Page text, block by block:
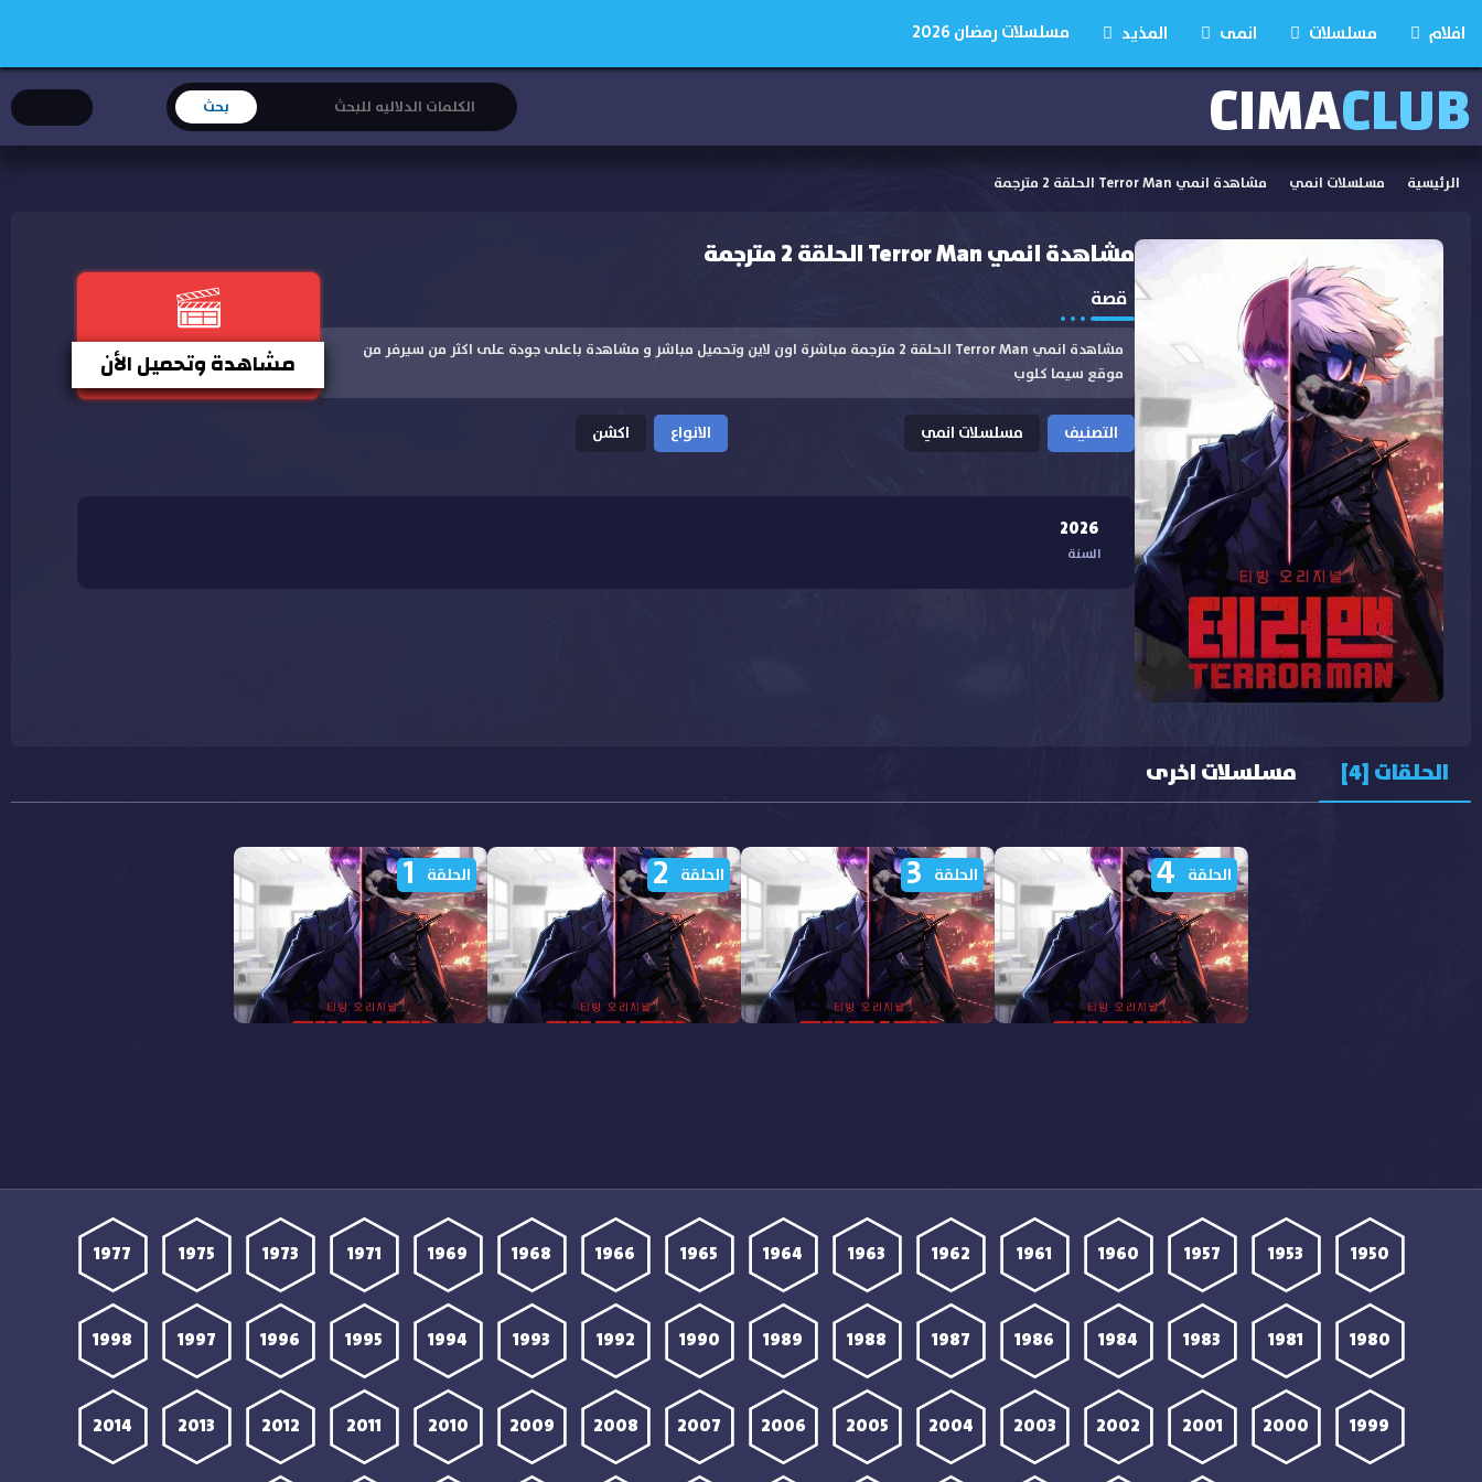
افلام مسلسلات انمى المذيد مسلسلات رمضان 2026
CIMACLUB
الرئيسية مسلسلات انمي مشاهدة انمي Terror Man الحلقة 2 مترجمة
مشاهدة انمي Terror Man الحلقة 2 مترجمة
قصة
مشاهدة انمي Terror Man الحلقة 2 مترجمة مباشرة اون لاين وتحميل مباشر و مشاهدة باعلى جودة على اكثر من سيرفر من
موقع سيما كلوب
التصنيف مسلسلات انمي الانواع اكشن
مشاهدة وتحميل الأن
2026
السنة
الحلقات [4] مسلسلات اخرى
الحلقة 4 الحلقة 3 الحلقة 2 الحلقة 1
1950
1953
1957
1960
1961
1962
1963
1964
1965
1966
1968
1969
1971
1973
1975
1977
1980
1981
1983
1984
1986
1987
1988
1989
1990
1992
1993
1994
1995
1996
1997
1998
1999
2000
2001
2002
2003
2004
2005
2006
2007
2008
2009
2010
2011
2012
2013
2014